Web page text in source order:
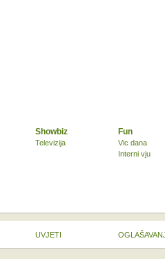
Showbiz
Televizija
Fun
Vic dana
Interni vju
UVJETI